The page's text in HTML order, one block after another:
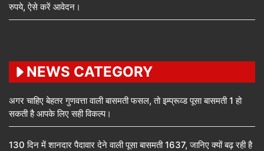
रुपये, ऐसे करें आवेदन।
NEWS CATEGORY
अगर चाहिए बेहतर गुणवत्ता वाली बासमती फसल, तो इम्प्रूव्ड पूसा बासमती 1 हो
सकती है आपके लिए सही विकल्प।
130 दिन में शानदार पैदावार देने वाली पूसा बासमती 1637, जानिए क्यों बढ़ रही है